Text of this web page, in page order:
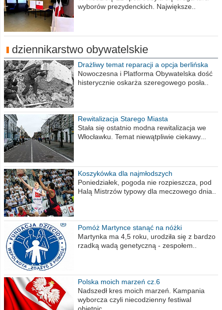
wyborów prezydenckich. Największe..
dziennikarstwo obywatelskie
Drażliwy temat reparacji a opcja berlińska
Nowoczesna i Platforma Obywatelska dość
histerycznie oskarża szeregowego posła..
Rewitalizacja Starego Miasta
Stała się ostatnio modna rewitalizacja we
Włocławku. Temat niewątpliwie ciekawy...
Koszykówka dla najmłodszych
Poniedziałek, pogoda nie rozpieszcza, pod
Halą Mistrzów typowy dla meczowego dnia..
Pomóż Martynce stanąć na nóżki
Martynka ma 4,5 roku, urodziła się z bardzo
rzadką wadą genetyczną - zespołem..
Polska moich marzeń cz.6
Nadszedł kres moich marzeń. Kampania
wyborcza czyli niecodzienny festiwal
obietnic,..